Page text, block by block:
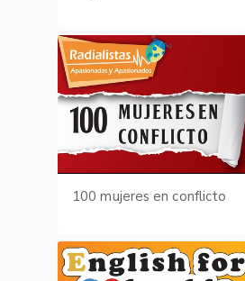
100 mujeres en conflicto